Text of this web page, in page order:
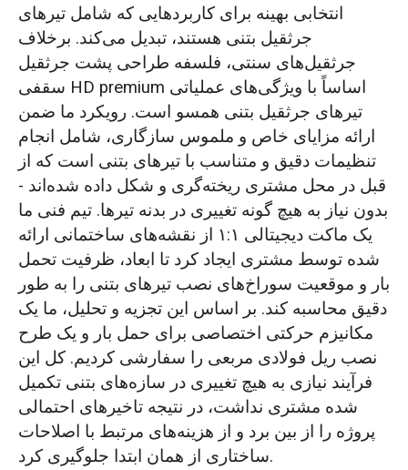
انتخابی بهینه برای کاربردهایی که شامل تیرهای
جرثقیل بتنی هستند، تبدیل می‌کند. برخلاف
جرثقیل‌های سنتی، فلسفه طراحی پشت جرثقیل
سقفی HD premium اساساً با ویژگی‌های عملیاتی
تیرهای جرثقیل بتنی همسو است. رویکرد ما ضمن
ارائه مزایای خاص و ملموس سازگاری، شامل انجام
تنظیمات دقیق و متناسب با تیرهای بتنی است که از
قبل در محل مشتری ریخته‌گری و شکل داده شده‌اند -
بدون نیاز به هیچ گونه تغییری در بدنه تیرها. تیم فنی ما
یک ماکت دیجیتالی ۱:۱ از نقشه‌های ساختمانی ارائه
شده توسط مشتری ایجاد کرد تا ابعاد، ظرفیت تحمل
بار و موقعیت سوراخ‌های نصب تیرهای بتنی را به طور
دقیق محاسبه کند. بر اساس این تجزیه و تحلیل، ما یک
مکانیزم حرکتی اختصاصی برای حمل بار و یک طرح
نصب ریل فولادی مربعی را سفارشی کردیم. کل این
فرآیند نیازی به هیچ تغییری در سازه‌های بتنی تکمیل
شده مشتری نداشت، در نتیجه تاخیرهای احتمالی
پروژه را از بین برد و از هزینه‌های مرتبط با اصلاحات
ساختاری از همان ابتدا جلوگیری کرد.